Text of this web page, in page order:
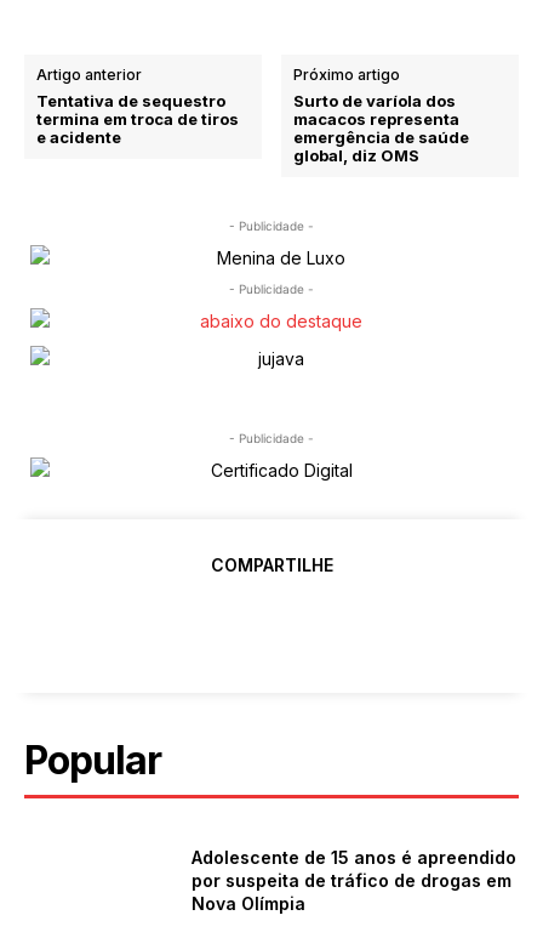
Artigo anterior
Tentativa de sequestro
termina em troca de tiros
e acidente
Próximo artigo
Surto de varíola dos
macacos representa
emergência de saúde
global, diz OMS
- Publicidade -
- Publicidade -
- Publicidade -
COMPARTILHE
Popular
Adolescente de 15 anos é apreendido
por suspeita de tráfico de drogas em
Nova Olímpia